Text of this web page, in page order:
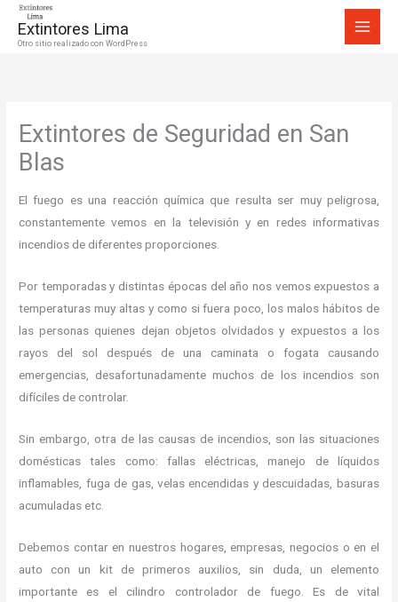
Extintores Lima
Otro sitio realizado con WordPress
Extintores de Seguridad en San
Blas
El fuego es una reacción química que resulta ser muy peligrosa,
constantemente vemos en la televisión y en redes informativas
incendios de diferentes proporciones.
Por temporadas y distintas épocas del año nos vemos expuestos a
temperaturas muy altas y como si fuera poco, los malos hábitos de
las personas quienes dejan objetos olvidados y expuestos a los
rayos del sol después de una caminata o fogata causando
emergencias, desafortunadamente muchos de los incendios son
difíciles de controlar.
Sin embargo, otra de las causas de incendios, son las situaciones
domésticas tales como: fallas eléctricas, manejo de líquidos
inflamables, fuga de gas, velas encendidas y descuidadas, basuras
acumuladas etc.
Debemos contar en nuestros hogares, empresas, negocios o en el
auto con un kit de primeros auxilios, sin duda, un elemento
importante es el cilindro controlador de fuego. Es de vital